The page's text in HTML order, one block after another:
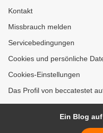
Kontakt
Missbrauch melden
Servicebedingungen
Cookies und persönliche
Cookies-Einstellungen
Das Profil von beccatestet
Ein Blog